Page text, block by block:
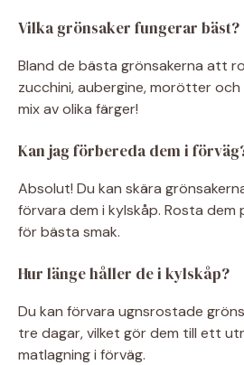
Vilka grönsaker fungerar bäst?
Bland de bästa grönsakerna att
zucchini, aubergine, morötter och
mix av olika färger!
Kan jag förbereda dem i
Absolut! Du kan skära
förvara dem i kylskåp. Rosta dem
för bästa smak.
Hur länge håller de i kylskåp?
Du kan förvara ugnsrostade
tre dagar, vilket gör dem till ett
matlagning i förväg.